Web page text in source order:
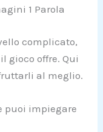
1 Parola
complicato,
gioco offre. Qui
al meglio.
puoi impiegare